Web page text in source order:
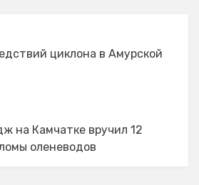
циклона в Амурской
на Камчатке вручил 12
оленеводов